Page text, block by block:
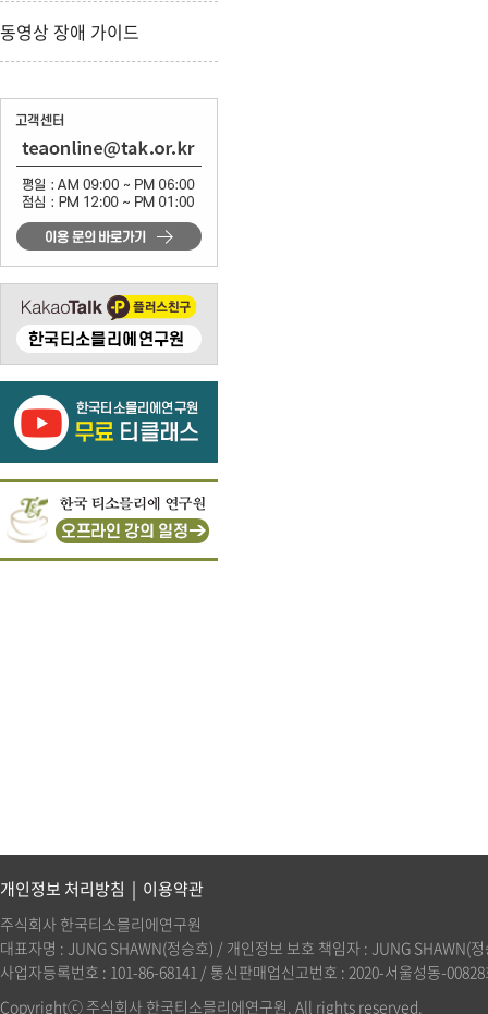
동영상 장애 가이드
개인정보 처리방침 | 이용약관
주식회사 한국티소믈리에연구원
대표자명 : JUNG SHAWN(정승호) / 개인정보 보호 책임자 : JUNG
사업자등록번호 : 101-86-68141 / 통신판매업신고번호 : 2020-서울성동-
Copyrightⓒ 주식회사 한국티소믈리에연구원. All rights reserved.